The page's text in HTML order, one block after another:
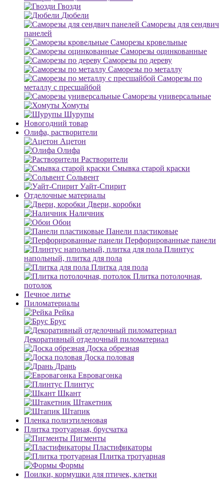
Гвозди
Дюбели
Саморезы для сендвич
панелей
Саморезы кровельные
Саморезы оцинкованные
Саморезы по дереву
Саморезы по металлу
Саморезы по
металлу с пресшайбой
Саморезы универсальные
Хомуты
Шурупы
Новогодний товар
Олифа, растворители
Ацетон
Олифа
Растворители
Смывка старой краски
Сольвент
Уайт-Спирит
Отделочные материалы
Двери, коробки
Наличник
Обои
Панели пластиковые
Перфорированные панели
Плинтус
напольный, плитка для пола
Плитка для пола
Плитка потолочная,
потолок
Печное литье
Пиломатериалы
Рейка
Брус
Декоративный отделочный пиломатериал
Доска обрезная
Доска половая
Дрань
Евровагонка
Плинтус
Шкант
Штакетник
Штапик
Пленка полиэтиленовая
Плитка тротуарная, брусчатка
Пигменты
Пластификаторы
Плитка тротуарная
Формы
Поилки, кормушки для птичек, клетки